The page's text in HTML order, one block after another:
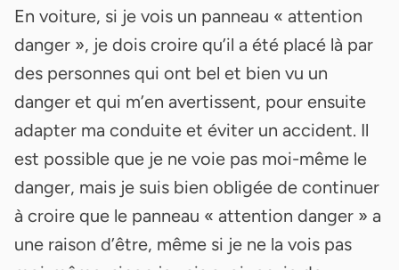
En voiture, si je vois un panneau « attention
danger », je dois croire qu’il a été placé là par
des personnes qui ont bel et bien vu un
danger et qui m’en avertissent, pour ensuite
adapter ma conduite et éviter un accident. Il
est possible que je ne voie pas moi-même le
danger, mais je suis bien obligée de continuer
à croire que le panneau « attention danger » a
une raison d’être, même si je ne la vois pas